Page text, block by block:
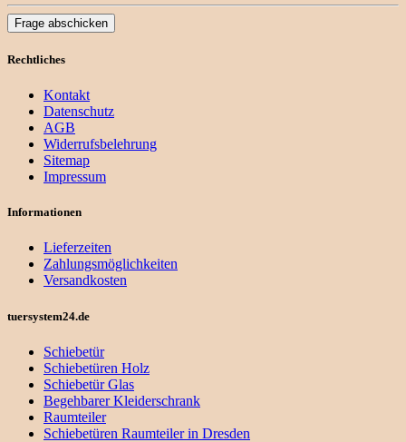
Frage abschicken
Rechtliches
Kontakt
Datenschutz
AGB
Widerrufsbelehrung
Sitemap
Impressum
Informationen
Lieferzeiten
Zahlungsmöglichkeiten
Versandkosten
tuersystem24.de
Schiebetür
Schiebetüren Holz
Schiebetür Glas
Begehbarer Kleiderschrank
Raumteiler
Schiebetüren Raumteiler in Dresden